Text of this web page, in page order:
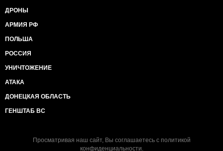
ДРОНЫ
АРМИЯ РФ
ПОЛЬША
РОССИЯ
УНИЧТОЖЕНИЕ
АТАКА
ДОНЕЦКАЯ ОБЛАСТЬ
ГЕНШТАБ ВС
Просматривая наш сайт, Вы соглашаетесь с политикой
конфиденциальности.